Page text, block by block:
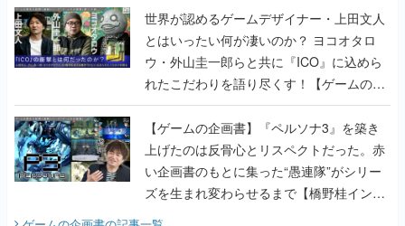
世界が認めるゲームデザイナー・上田文人
とはいったい何が凄いのか？ ヨコオタロ
ウ・外山圭一郎らと共に『ICO』に込めら
れたこだわりを語り尽くす！【ゲームの企
画書】
【ゲームの企画書】『ペルソナ3』を築き
上げたのは反骨心とリスペクトだった。赤
い企画書のもとに集った“愚連隊”がシリー
ズを生まれ変わらせるまで【橋野桂インタ